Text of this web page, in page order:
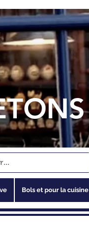
Bols et pour la cuisine